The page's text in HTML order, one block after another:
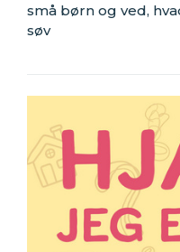
små børn og ved,
søv